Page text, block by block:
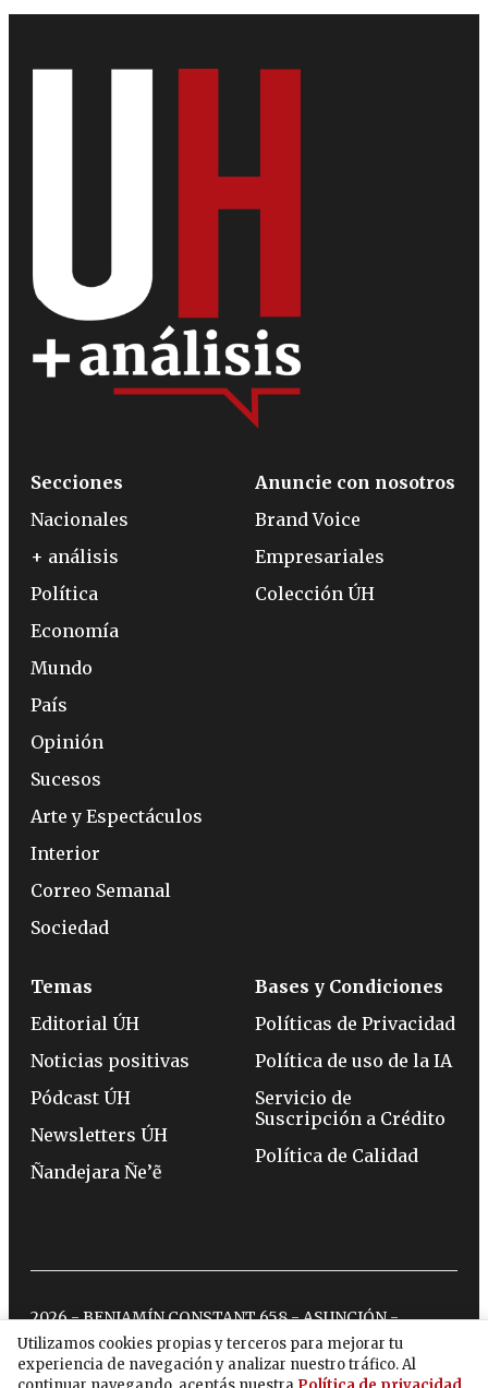
Utilizamos cookies propias y terceros para mejorar tu
experiencia de navegación y analizar nuestro tráfico. Al
Secciones
Nacionales
+ análisis
Política
Economía
Mundo
País
Opinión
Sucesos
Arte y Espectáculos
Interior
Correo Semanal
Sociedad
Anuncie con nosotros
Brand Voice
Empresariales
Colección ÚH
Temas
Editorial ÚH
Noticias positivas
Pódcast ÚH
Newsletters ÚH
Ñandejara Ñe’ẽ
Bases y Condiciones
Políticas de Privacidad
Política de uso de la IA
Servicio de
Suscripción a Crédito
Política de Calidad
2026 - BENJAMÍN CONSTANT 658 - ASUNCIÓN -
TELÉFONO: (0994) 715 715